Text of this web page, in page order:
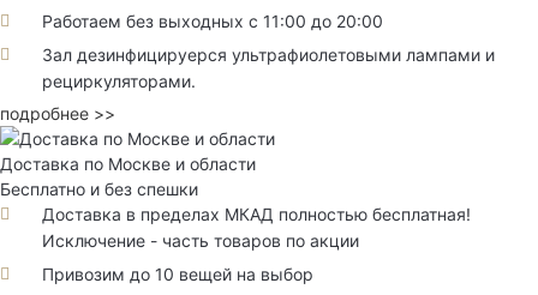
Работаем без выходных с 11:00 до 20:00
Зал дезинфицируерся ультрафиолетовыми лампами и
рециркуляторами.
подробнее >>
Доставка по Москве и области
Бесплатно и без спешки
Доставка в пределах МКАД полностью бесплатная!
Исключение - часть товаров по акции
Привозим до 10 вещей на выбор